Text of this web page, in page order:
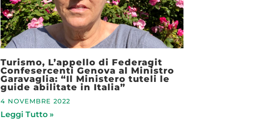
Turismo, L’appello di Federagit
Confesercenti Genova al Ministro
Garavaglia: “Il Ministero tuteli le
guide abilitate in Italia”
4 NOVEMBRE 2022
Leggi Tutto »